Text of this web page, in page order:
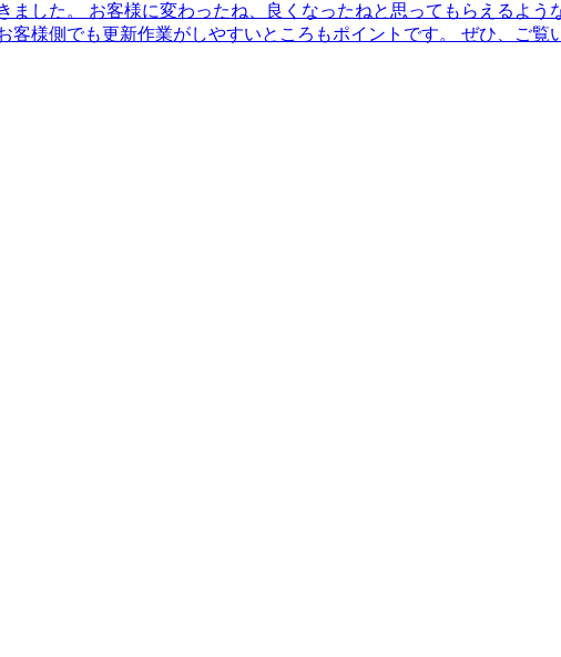
ました。 お客様に変わったね、良くなったねと思ってもらえるよ
様側でも更新作業がしやすいところもポイントです。 ぜひ、ご覧